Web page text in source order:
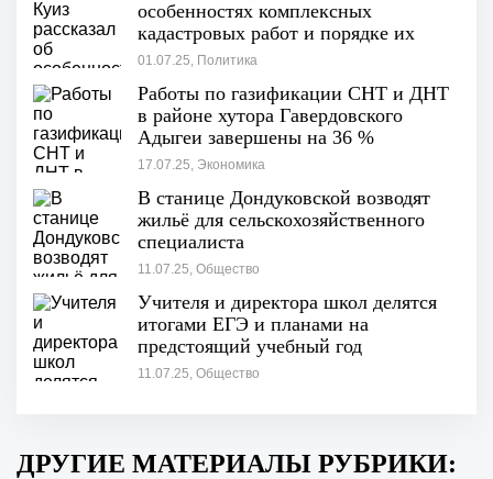
особенностях комплексных
кадастровых работ и порядке их
проведения
01.07.25, Политика
Работы по газификации СНТ и ДНТ
в районе хутора Гавердовского
Адыгеи завершены на 36 %
17.07.25, Экономика
В станице Дондуковской возводят
жильё для сельскохозяйственного
специалиста
11.07.25, Общество
Учителя и директора школ делятся
итогами ЕГЭ и планами на
предстоящий учебный год
11.07.25, Общество
ДРУГИЕ МАТЕРИАЛЫ РУБРИКИ: